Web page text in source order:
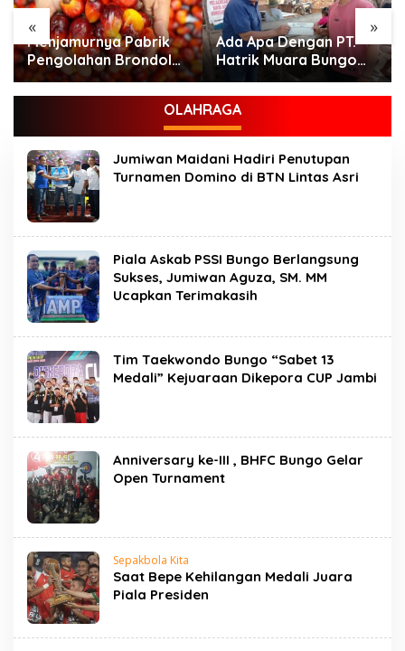
« »
Menjamurnya Pabrik
Pengolahan Brondolan
Kelapa Sawit Diduga
Pemicu Maraknya
Perusahaan Maupun
Perorangan
Ada Apa Dengan PT.
Hatrik Muara Bungo
Sampai di Somasi LSM
Lingkungan Hidup
OLAHRAGA
Jumiwan Maidani Hadiri Penutupan
Turnamen Domino di BTN Lintas Asri
Piala Askab PSSI Bungo Berlangsung
Sukses, Jumiwan Aguza, SM. MM
Ucapkan Terimakasih
Tim Taekwondo Bungo “Sabet 13
Medali” Kejuaraan Dikepora CUP Jambi
Anniversary ke-III , BHFC Bungo Gelar
Open Turnament
Sepakbola Kita
Saat Bepe Kehilangan Medali Juara
Piala Presiden